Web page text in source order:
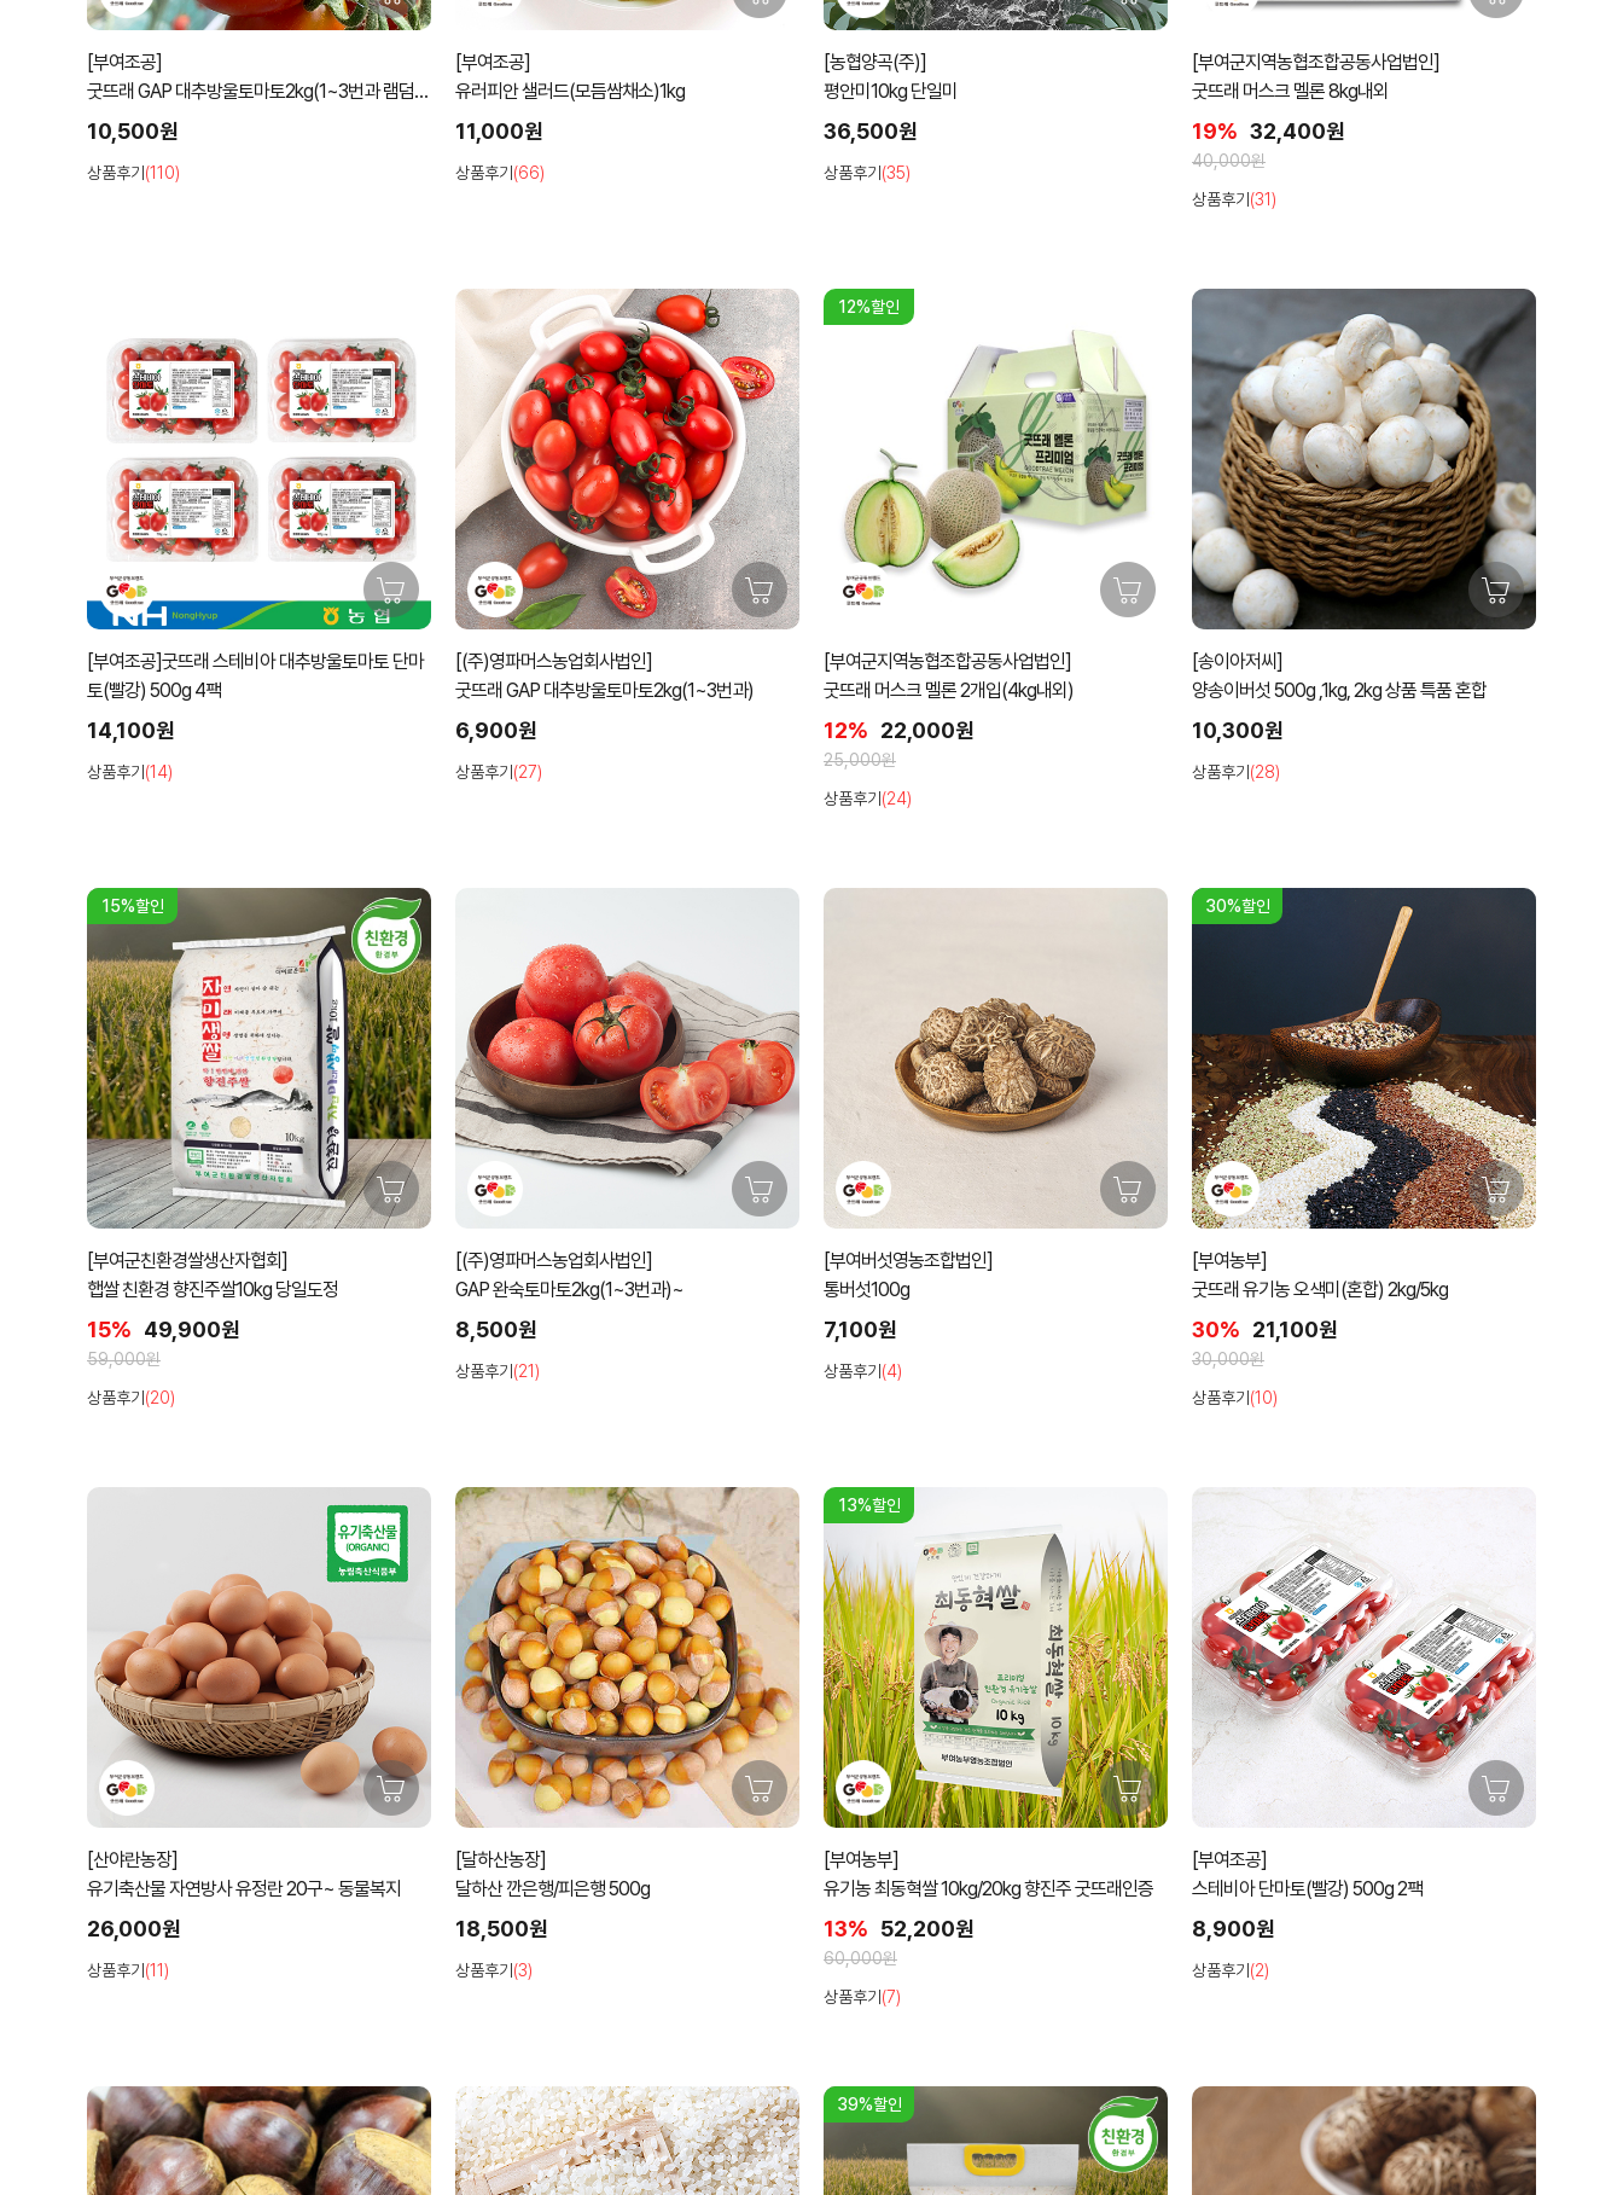
[부여조공]
굿뜨래 GAP 대추방울토마토2kg(1~3번과 램덤
과)
10,500원
상품후기 (110)
[부여조공]
유러피안 샐러드(모듬쌈채소)1kg
11,000원
상품후기 (66)
[농협양곡(주)]
평안미10kg 단일미
36,500원
상품후기 (35)
[부여군지역농협조합공동사업법인]
굿뜨래 머스크 멜론 8kg내외
19% 32,400원
40,000원
상품후기 (31)
[부여조공]굿뜨래 스테비아 대추방울토마토 단마
토(빨강) 500g 4팩
14,100원
상품후기 (14)
[(주)영파머스농업회사법인]
굿뜨래 GAP 대추방울토마토2kg(1~3번과)
6,900원
상품후기 (27)
12%할인
[부여군지역농협조합공동사업법인]
굿뜨래 머스크 멜론 2개입(4kg내외)
12% 22,000원
25,000원
상품후기 (24)
[송이아저씨]
양송이버섯 500g ,1kg, 2kg 상품 특품 혼합
10,300원
상품후기 (28)
15%할인
[부여군친환경쌀생산자협회]
햅쌀 친환경 향진주쌀10kg 당일도정
15% 49,900원
59,000원
상품후기 (20)
[(주)영파머스농업회사법인]
GAP 완숙토마토2kg(1~3번과)~
8,500원
상품후기 (21)
[부여버섯영농조합법인]
통버섯100g
7,100원
상품후기 (4)
30%할인
[부여농부]
굿뜨래 유기농 오색미(혼합) 2kg/5kg
30% 21,100원
30,000원
상품후기 (10)
[산야란농장]
유기축산물 자연방사 유정란 20구~ 동물복지
26,000원
상품후기 (11)
[달하산농장]
달하산 깐은행/피은행 500g
18,500원
상품후기 (3)
13%할인
[부여농부]
유기농 최동혁쌀 10kg/20kg 향진주 굿뜨래인증
13% 52,200원
60,000원
상품후기 (7)
[부여조공]
스테비아 단마토(빨강) 500g 2팩
8,900원
상품후기 (2)
39%할인